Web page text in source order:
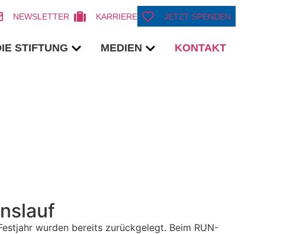
NEWSLETTER KARRIERE JETZT SPENDEN
STIFTUNG MEDIEN KONTAKT
wurden bereits zurückgelegt. Beim RUN-